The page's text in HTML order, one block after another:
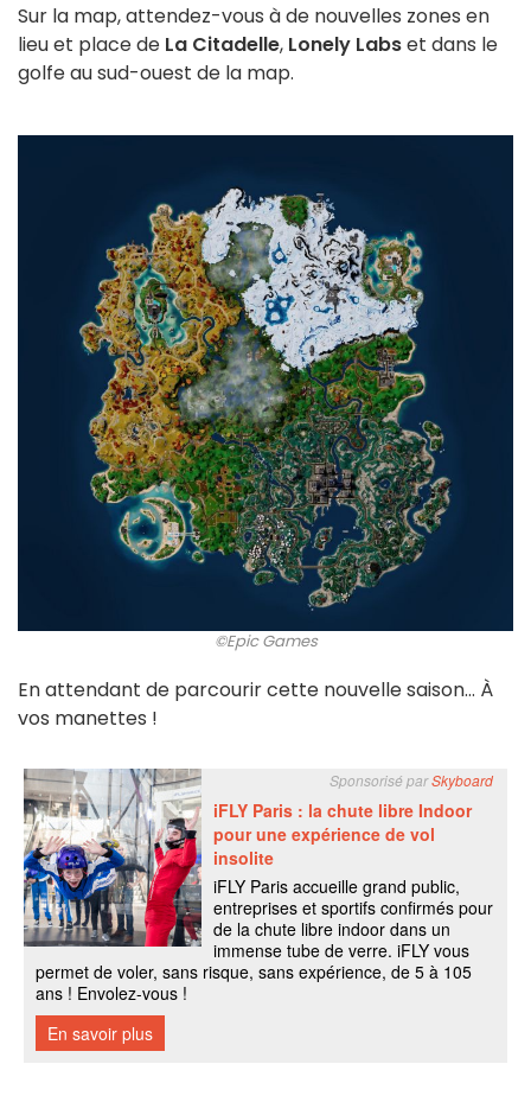
Sur la map, attendez-vous à de nouvelles zones en
lieu et place de La Citadelle, Lonely Labset dans le
golfe au sud-ouest de la map.
©Epic Games
En attendant de parcourir cette nouvelle saison... À
vos manettes !